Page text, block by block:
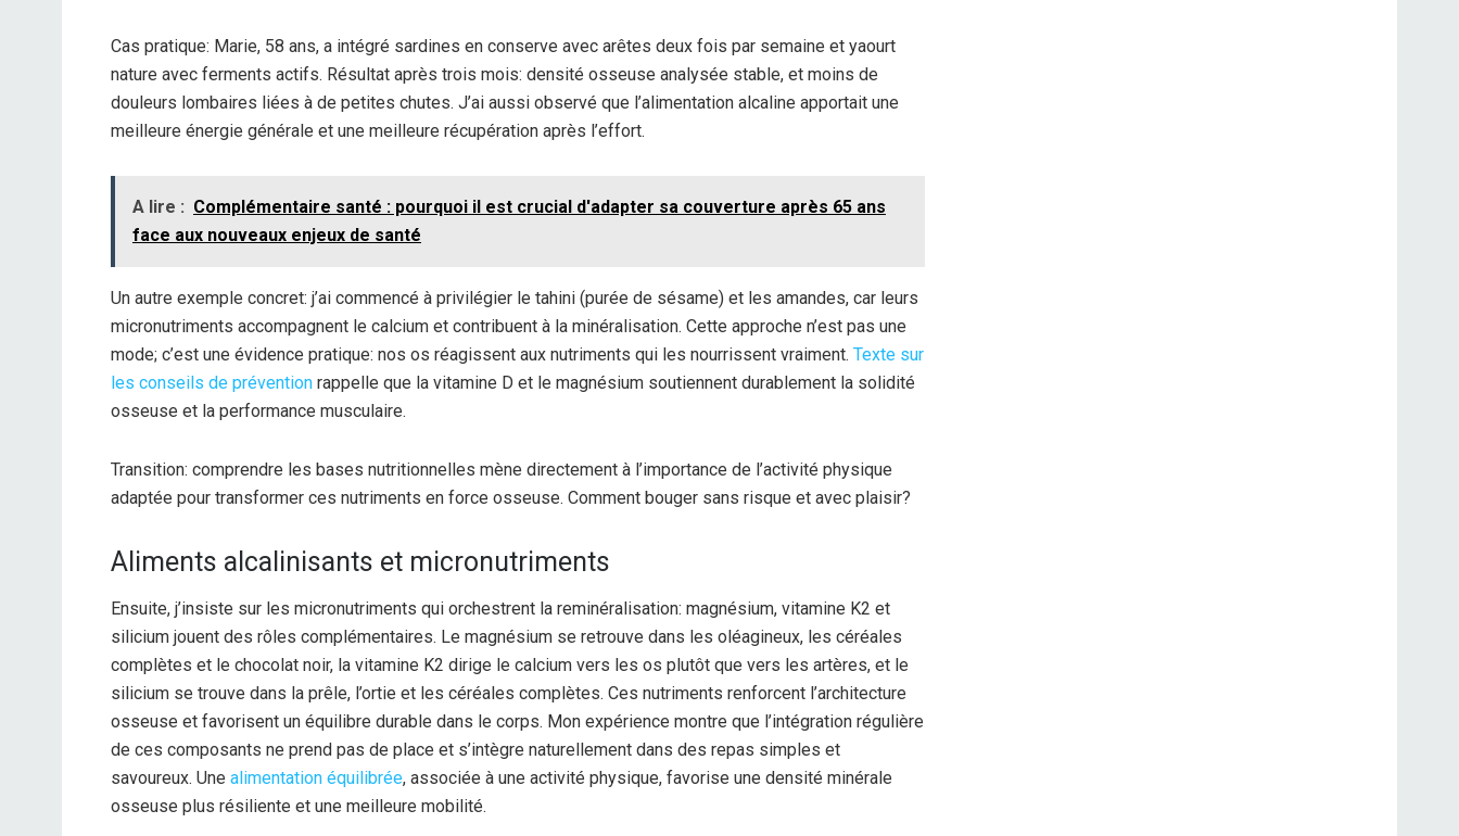
Cas pratique: Marie, 58 ans, a intégré sardines en conserve avec arêtes deux fois par semaine et yaourt
nature avec ferments actifs. Résultat après trois mois: densité osseuse analysée stable, et moins de
douleurs lombaires liées à de petites chutes. J’ai aussi observé que l’alimentation alcaline apportait une
meilleure énergie générale et une meilleure récupération après l’effort.
A lire : Complémentaire santé : pourquoi il est crucial d'adapter sa couverture après 65 ans
face aux nouveaux enjeux de santé
Un autre exemple concret: j’ai commencé à privilégier le tahini (purée de sésame) et les amandes, car leurs
micronutriments accompagnent le calcium et contribuent à la minéralisation. Cette approche n’est pas une
mode; c’est une évidence pratique: nos os réagissent aux nutriments qui les nourrissent vraiment. Texte sur
les conseils de prévention rappelle que la vitamine D et le magnésium soutiennent durablement la solidité
osseuse et la performance musculaire.
Transition: comprendre les bases nutritionnelles mène directement à l’importance de l’activité physique
adaptée pour transformer ces nutriments en force osseuse. Comment bouger sans risque et avec plaisir?
Aliments alcalinisants et micronutriments
Ensuite, j’insiste sur les micronutriments qui orchestrent la reminéralisation: magnésium, vitamine K2 et
silicium jouent des rôles complémentaires. Le magnésium se retrouve dans les oléagineux, les céréales
complètes et le chocolat noir, la vitamine K2 dirige le calcium vers les os plutôt que vers les artères, et le
silicium se trouve dans la prêle, l’ortie et les céréales complètes. Ces nutriments renforcent l’architecture
osseuse et favorisent un équilibre durable dans le corps. Mon expérience montre que l’intégration régulière
de ces composants ne prend pas de place et s’intègre naturellement dans des repas simples et
savoureux. Une alimentation équilibrée, associée à une activité physique, favorise une densité minérale
osseuse plus résiliente et une meilleure mobilité.